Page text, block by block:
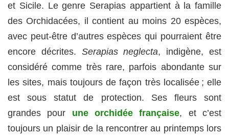
et Sicile. Le genre Serapias appartient à la famille
des Orchidacées, il contient au moins 20 espèces,
avec peut-être d’autres espèces qui pourraient être
encore décrites. Serapias neglecta, indigène, est
considéré comme très rare, parfois abondante sur
les sites, mais toujours de façon très localisée ; elle
est sous statut de protection. Ses fleurs sont
grandes pour une orchidée française, et c’est
toujours un plaisir de la rencontrer au printemps lors